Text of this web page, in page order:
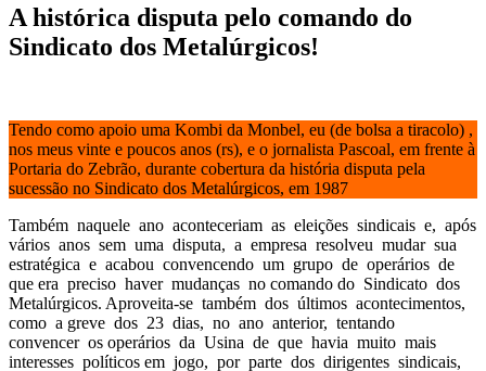
A histórica disputa pelo comando do
Sindicato dos Metalúrgicos!
Tendo como apoio uma Kombi da Monbel, eu (de bolsa a tiracolo) ,
nos meus vinte e poucos anos (rs), e o jornalista Pascoal, em frente à
Portaria do Zebrão, durante cobertura da história disputa pela
sucessão no Sindicato dos Metalúrgicos, em 1987
Também naquele ano aconteceriam as eleições sindicais e, após
vários anos sem uma disputa, a empresa resolveu mudar sua
estratégica e acabou convencendo um grupo de operários de
que era preciso haver mudanças no comando do Sindicato dos
Metalúrgicos. Aproveita-se também dos últimos acontecimentos,
como a greve dos 23 dias, no ano anterior, tentando
convencer os operários da Usina de que havia muito mais
interesses políticos em jogo, por parte dos dirigentes sindicais,